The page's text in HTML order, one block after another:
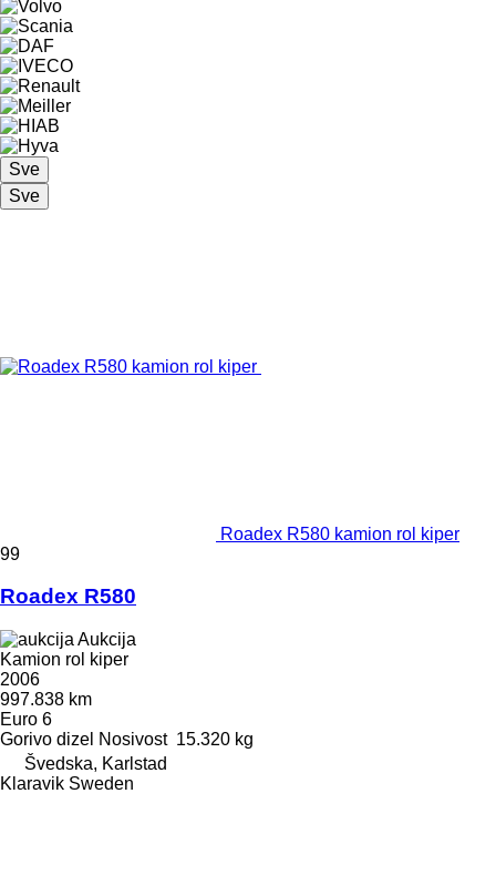
Sve
Sve
Roadex R580 kamion rol kiper
99
Roadex R580
Aukcija
Kamion rol kiper
2006
997.838 km
Euro 6
Gorivo dizel Nosivost 15.320 kg
Švedska, Karlstad
Klaravik Sweden